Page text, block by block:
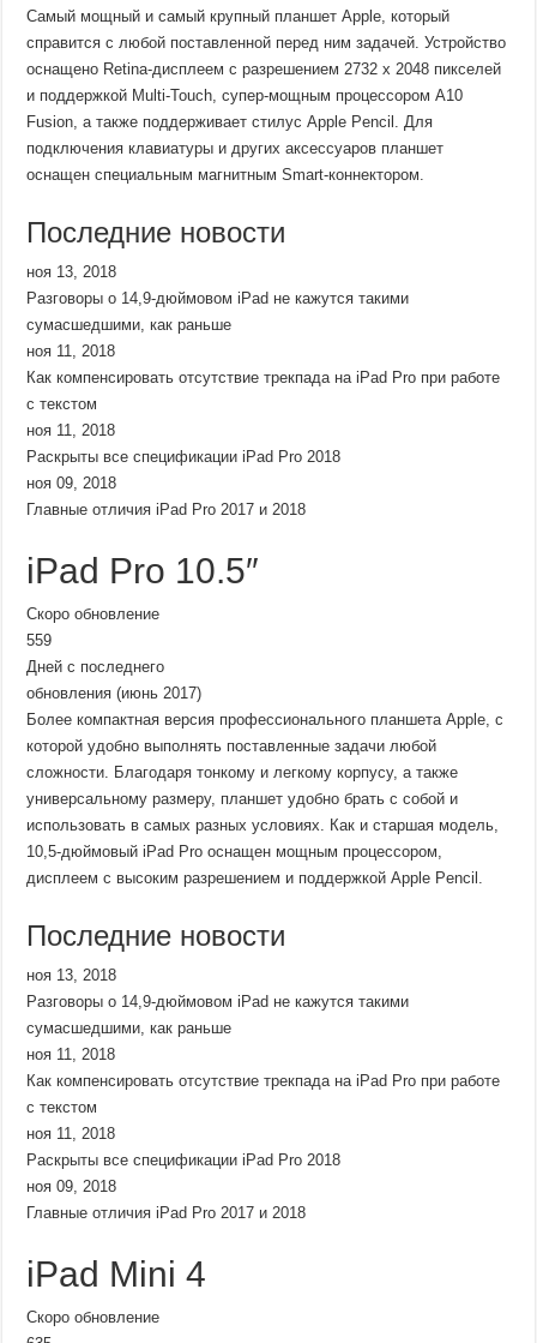
Самый мощный и самый крупный планшет Apple, который
справится с любой поставленной перед ним задачей. Устройство
оснащено Retina-дисплеем с разрешением 2732 x 2048 пикселей
и поддержкой Multi-Touch, супер-мощным процессором A10
Fusion, а также поддерживает стилус Apple Pencil. Для
подключения клавиатуры и других аксессуаров планшет
оснащен специальным магнитным Smart-коннектором.
Последние новости
ноя 13, 2018
Разговоры о 14,9-дюймовом iPad не кажутся такими
сумасшедшими, как раньше
ноя 11, 2018
Как компенсировать отсутствие трекпада на iPad Pro при работе
с текстом
ноя 11, 2018
Раскрыты все спецификации iPad Pro 2018
ноя 09, 2018
Главные отличия iPad Pro 2017 и 2018
iPad Pro 10.5″
Скоро обновление
559
Дней с последнего
обновления (июнь 2017)
Более компактная версия профессионального планшета Apple, с
которой удобно выполнять поставленные задачи любой
сложности. Благодаря тонкому и легкому корпусу, а также
универсальному размеру, планшет удобно брать с собой и
использовать в самых разных условиях. Как и старшая модель,
10,5-дюймовый iPad Pro оснащен мощным процессором,
дисплеем с высоким разрешением и поддержкой Apple Pencil.
Последние новости
ноя 13, 2018
Разговоры о 14,9-дюймовом iPad не кажутся такими
сумасшедшими, как раньше
ноя 11, 2018
Как компенсировать отсутствие трекпада на iPad Pro при работе
с текстом
ноя 11, 2018
Раскрыты все спецификации iPad Pro 2018
ноя 09, 2018
Главные отличия iPad Pro 2017 и 2018
iPad Mini 4
Скоро обновление